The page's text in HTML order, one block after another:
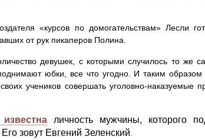
«курсов по домогательствам» Лесли
от рук пикаперов Полина.
девушек, с которыми случилось то же
юбки, все что угодно. И таким
учеников совершать уголовно-наказуемые
известна личность мужчины, которого
зовут Евгений Зеленский